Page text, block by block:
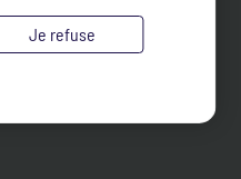
Je refuse